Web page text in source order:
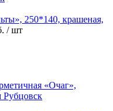
250*140, крашеная,
/ шт